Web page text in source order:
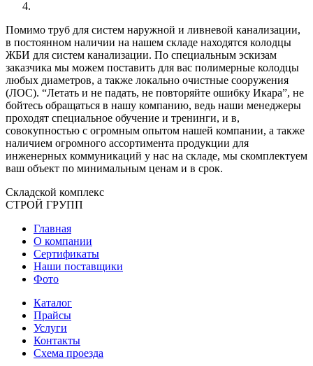
Помимо труб для систем наружной и ливневой канализации,
в постоянном наличии на нашем складе находятся колодцы
ЖБИ для систем канализации. По специальным эскизам
заказчика мы можем поставить для вас полимерные колодцы
любых диаметров, а также локально очистные сооружения
(ЛОС). “Летать и не падать, не повторяйте ошибку Икара”, не
бойтесь обращаться в нашу компанию, ведь наши менеджеры
проходят специальное обучение и тренинги, и в,
совокупностью с огромным опытом нашей компании, а также
наличием огромного ассортимента продукции для
инженерных коммуникаций у нас на складе, мы скомплектуем
ваш объект по минимальным ценам и в срок.
Складской комплекс
СТРОЙ ГРУПП
Главная
О компании
Сертификаты
Наши поставщики
Фото
Каталог
Прайсы
Услуги
Контакты
Схема проезда